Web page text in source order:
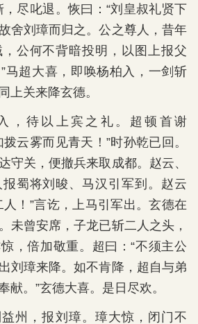
，尽叱退。恢曰：“刘皇叔礼贤下
舍刘璋而归之。公之尊人，昔年
公何不背暗投明，以图上报父
马超大喜，即唤杨柏入，一剑斩
上关来降玄德。
，待以上宾之礼。超顿首谢
云雾而见青天！”时孙乾已回。
守关，便撤兵来取成都。赵云、
蜀将刘晙、马汉引军到。赵云
人！”言讫，上马引军出。玄德在
未曾安席，子龙已斩二人之头，
，倍加敬重。超曰：“不须主公
刘璋来降。如不肯降，超自与弟
献。”玄德大喜。是日尽欢。
州，报刘璋。璋大惊，闭门不